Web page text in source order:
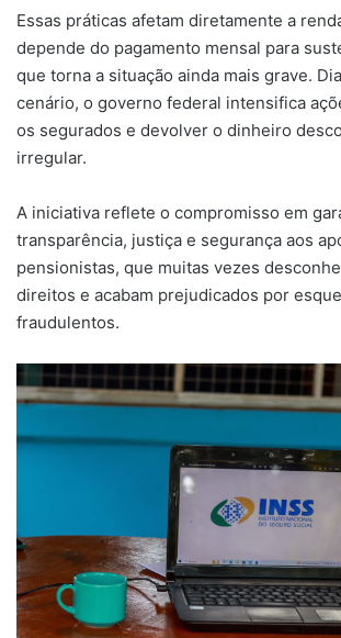
Essas práticas afetam diretamente a
depende do pagamento mensal para
que torna a situação ainda mais grave.
cenário, o governo federal intensifica
os segurados e devolver o dinheiro
irregular.
A iniciativa reflete o compromisso em
transparência, justiça e segurança aos
pensionistas, que muitas vezes
direitos e acabam prejudicados por
fraudulentos.